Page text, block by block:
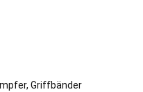
Griffbänder